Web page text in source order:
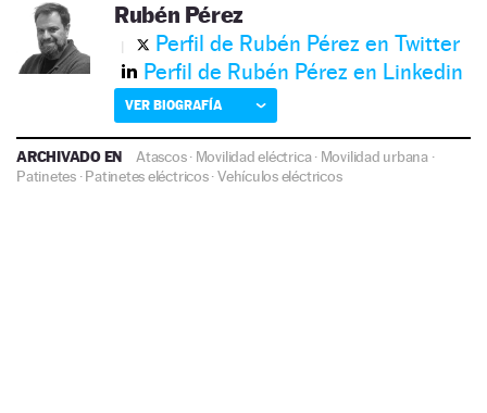
Rubén Pérez
Perfil de Rubén Pérez en Twitter
Perfil de Rubén Pérez en Linkedin
VER BIOGRAFÍA
ARCHIVADO EN Atascos· Movilidad eléctrica· Movilidad urbana ·
Patinetes·Patinetes eléctricos·Vehículos eléctricos